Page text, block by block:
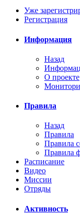
Уже
Регистрация
Информация
Назад
О проекте
Правила
Назад
Правила
Правила
Правила
Расписание
Видео
Миссии
Отряды
Активность